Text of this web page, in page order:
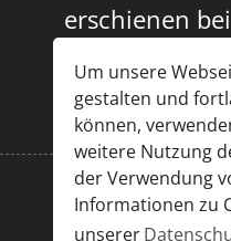
Um unsere
gestalten und
können,
weitere Nutzung
der Verwendung
Informationen zu
unserer
erschienen
Impressum